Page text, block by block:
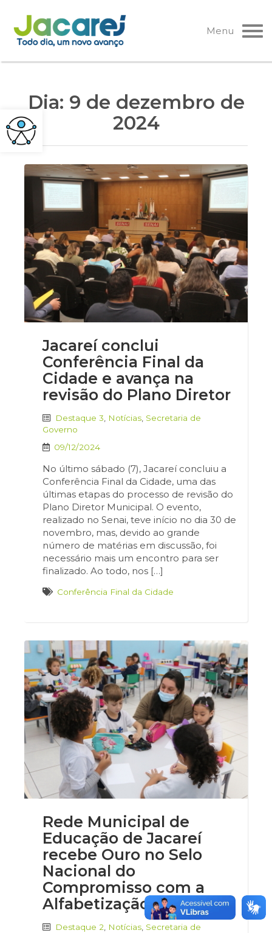
Pular
para
o
Menu
Dia: 9 de dezembro de
2024
Jacareí conclui
Conferência Final da
Cidade e avança na
revisão do Plano Diretor
Destaque 3 Notícias Secretaria de
Governo
09/12/2024
No último sábado (7), Jacareí concluiu a
Conferência Final da Cidade, uma das
últimas etapas do processo de revisão do
Plano Diretor Municipal. O evento,
realizado no Senai, teve início no dia 30 de
novembro, mas, devido ao grande
número de matérias em discussão, foi
necessário mais um encontro para ser
finalizado. Ao todo, nos […]
Conferência Final da Cidade
Rede Municipal de
Educação de Jacareí
recebe Ouro no Selo
Nacional do
Compromisso com a
Alfabetização
Destaque 2 Notícias Secretaria de